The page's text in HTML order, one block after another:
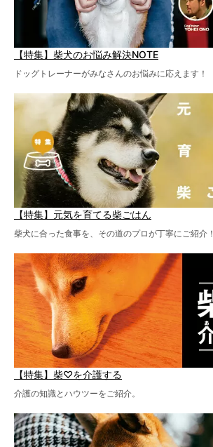
【特集】柴犬のお悩み解決NOTE
ドッグトレーナーがみなさんのお悩みに応えます！
【特集】元気を育てる柴ごはん
柴犬に合った食事を、その道のプロが丁寧にご紹介！
【特集】柴♡を介護する
介護の知識とハウツーをご紹介。